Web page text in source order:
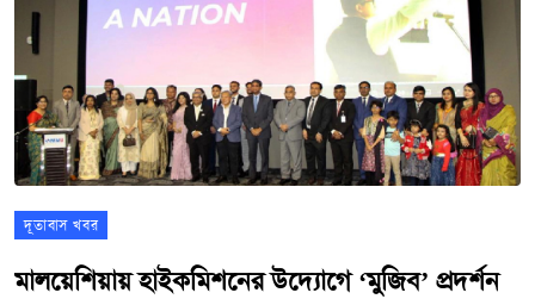
প্রতিদিন কনস্যুলেটে সরাসরি ভুক্তভোগীরা যোগাযোগ করে এবং ইমেইল
এর মাধ্যমে প্রয়োজনীয় সমাধান পেতে পারেন।
দূতাবাস খবর
মালয়েশিয়ায় হাইকমিশনের উদ্যোগে ‘মুজিব’ প্রদর্শন